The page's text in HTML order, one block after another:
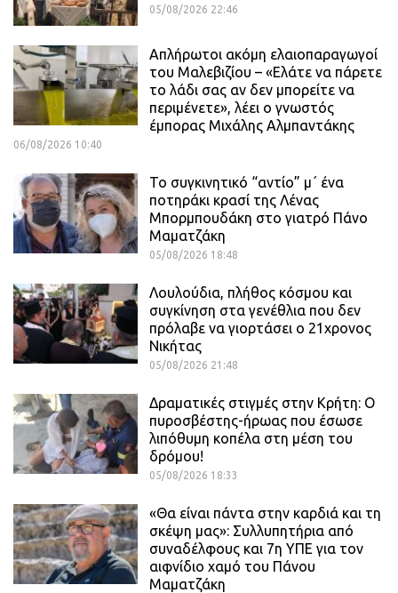
05/08/2026 22:46
Απλήρωτοι ακόμη ελαιοπαραγωγοί
του Μαλεβιζίου – «Ελάτε να πάρετε
το λάδι σας αν δεν μπορείτε να
περιμένετε», λέει ο γνωστός
έμπορας Μιχάλης Αλμπαντάκης
06/08/2026 10:40
Το συγκινητικό “αντίο” μ΄ ένα
ποτηράκι κρασί της Λένας
Μπορμπουδάκη στο γιατρό Πάνο
Μαματζάκη
05/08/2026 18:48
Λουλούδια, πλήθος κόσμου και
συγκίνηση στα γενέθλια που δεν
πρόλαβε να γιορτάσει ο 21χρονος
Νικήτας
05/08/2026 21:48
Δραματικές στιγμές στην Κρήτη: Ο
πυροσβέστης-ήρωας που έσωσε
λιπόθυμη κοπέλα στη μέση του
δρόμου!
05/08/2026 18:33
«Θα είναι πάντα στην καρδιά και τη
σκέψη μας»: Συλλυπητήρια από
συναδέλφους και 7η ΥΠΕ για τον
αιφνίδιο χαμό του Πάνου
Μαματζάκη